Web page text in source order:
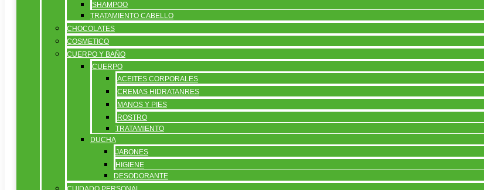
SHAMPOO
TRATAMIENTO CABELLO
CHOCOLATES
COSMETICO
CUERPO Y BAÑO
CUERPO
ACEITES CORPORALES
CREMAS HIDRATANRES
MANOS Y PIES
ROSTRO
TRATAMIENTO
DUCHA
JABONES
HIGIENE
DESODORANTE